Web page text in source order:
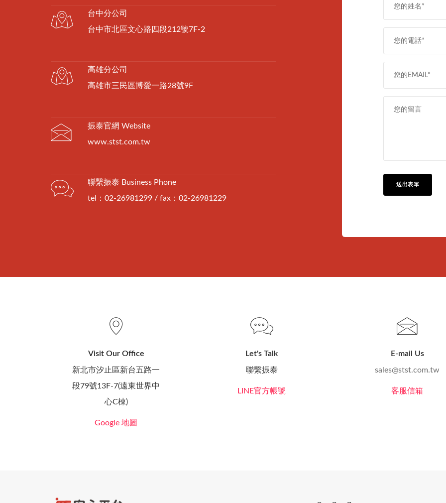
台中分公司
台中市北區文心路四段212號7F-2
高雄分公司
高雄市三民區博愛一路28號9F
振泰官網 Website
www.stst.com.tw
聯繫振泰 Business Phone
tel：02-26981299 / fax：02-26981229
送出表單
Visit Our Office
新北市汐止區新台五路一
段79號13F-7(遠東世界中
心C棟)
Google 地圖
Let's Talk
聯繫振泰
LINE官方帳號
E-mail Us
sales@stst.com.tw
客服信箱